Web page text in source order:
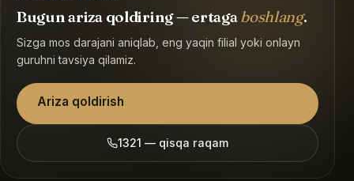
Bugun ariza qoldiring — ertagaboshlang.
Sizga mos darajani aniqlab, eng yaqin filial yoki onlayn
guruhni tavsiya qilamiz.
Ariza qoldirish
1321 — qisqa raqam